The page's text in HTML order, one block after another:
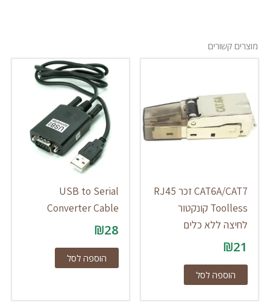
מוצרים קשורים
CAT6A/CAT7 זכר RJ45
Toolless קונקטור
לחיצה ללא כלים
₪21
הוספה לסל
USB to Serial
Converter Cable
₪28
הוספה לסל